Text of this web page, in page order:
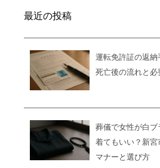
最近の投稿
運転免許証の返納
死亡後の流れと必
葬儀で女性が白ブ
着てもいい？新宮
マナーと選び方